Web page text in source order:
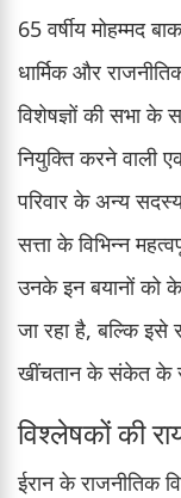
65 वर्षीय मोहम्मद
धार्मिक और
विशेषज्ञों की सभा के
नियुक्ति करने वाली
परिवार के अन्य
सत्ता के विभिन्न
उनके इन बयानों को
जा रहा है, बल्कि इसे
खींचतान के संकेत के
विश्लेषकों की
ईरान के राजनीतिक